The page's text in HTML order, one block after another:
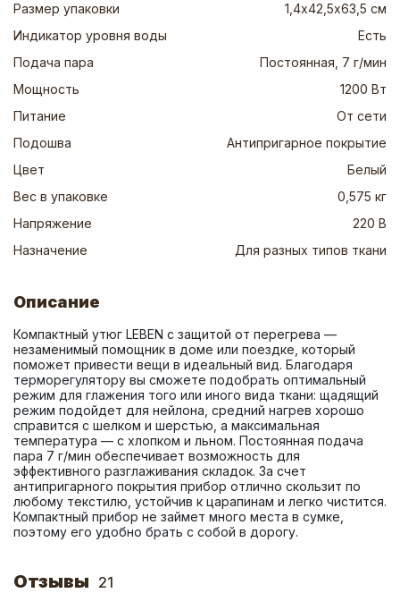
Размер упаковки
1,4х42,5х63,5 см
Индикатор уровня воды
Есть
Подача пара
Постоянная, 7 г/мин
Мощность
1200 Вт
Питание
От сети
Подошва
Антипригарное покрытие
Цвет
Белый
Вес в упаковке
0,575 кг
Напряжение
220 В
Назначение
Для разных типов ткани
Описание
Компактный утюг LEBEN с защитой от перегрева —
незаменимый помощник в доме или поездке, который
поможет привести вещи в идеальный вид. Благодаря
терморегулятору вы сможете подобрать оптимальный
режим для глажения того или иного вида ткани: щадящий
режим подойдет для нейлона, средний нагрев хорошо
справится с шелком и шерстью, а максимальная
температура — с хлопком и льном. Постоянная подача
пара 7 г/мин обеспечивает возможность для
эффективного разглаживания складок. За счет
антипригарного покрытия прибор отлично скользит по
любому текстилю, устойчив к царапинам и легко чистится.
Компактный прибор не займет много места в сумке,
поэтому его удобно брать с собой в дорогу.
Отзывы 21